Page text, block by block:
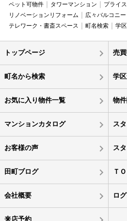
ペット可物件 タワーマンション
プライ
リノベーションリフォーム
広々バルコニー
テレワーク・書斎スペース
町名検索 学
トップページ 売
町名から検索 学
お気に入り物件一覧 物
マンションカタログ ス
お客様の声 ス
田町ブログ Ｔ
会社概要 ロ
来店予約